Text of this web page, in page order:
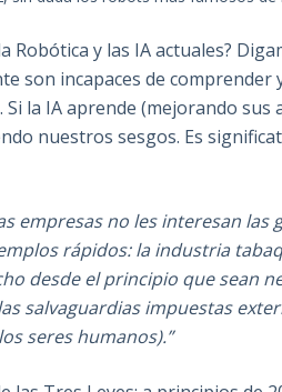
Robótica y las IA actuales?
son incapaces de comprender
la IA aprende (mejorando
nuestros sesgos. Es
empresas no les interesan
rápidos: la industria
desde el principio que sean
salvaguardias impuestas
seres humanos).”